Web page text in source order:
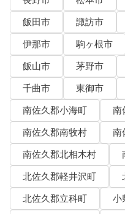
飯田市
諏訪市
伊那市
駒ヶ根市
飯山市
茅野市
千曲市
東御市
南佐久郡小海町
南
南佐久郡南牧村
南
南佐久郡北相木村
北佐久郡軽井沢町
北佐久郡立科町
小